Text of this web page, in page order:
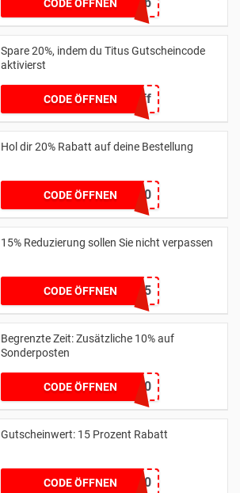
CODE ÖFFNENgeb5b
Spare 20%, indem du Titus Gutscheincode
aktivierst
CODE ÖFFNEN 20off
Hol dir 20% Rabatt auf deine Bestellung
CODE ÖFFNENHELLO20
15% Reduzierung sollen Sie nicht verpassen
CODE ÖFFNENSJQ15
Begrenzte Zeit: Zusätzliche 10% auf
Sonderposten
CODE ÖFFNENMLSV10
Gutscheinwert: 15 Prozent Rabatt
CODE ÖFFNEN CM10